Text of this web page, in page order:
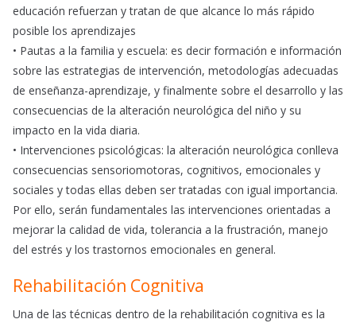
educación refuerzan y tratan de que alcance lo más rápido
posible los aprendizajes
• Pautas a la familia y escuela: es decir formación e información
sobre las estrategias de intervención, metodologías adecuadas
de enseñanza-aprendizaje, y finalmente sobre el desarrollo y las
consecuencias de la alteración neurológica del niño y su
impacto en la vida diaria.
• Intervenciones psicológicas: la alteración neurológica conlleva
consecuencias sensoriomotoras, cognitivos, emocionales y
sociales y todas ellas deben ser tratadas con igual importancia.
Por ello, serán fundamentales las intervenciones orientadas a
mejorar la calidad de vida, tolerancia a la frustración, manejo
del estrés y los trastornos emocionales en general.
Rehabilitación Cognitiva
Una de las técnicas dentro de la rehabilitación cognitiva es la